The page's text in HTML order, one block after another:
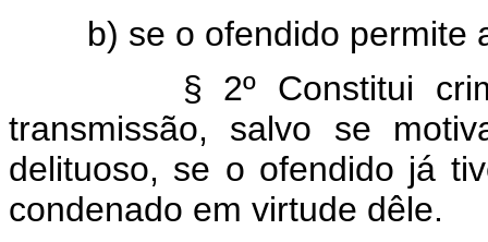
b) se o ofendido permite
§ 2º Constitui crime
transmissão, salvo se
delituoso, se o ofendido já
condenado em virtude dêle.